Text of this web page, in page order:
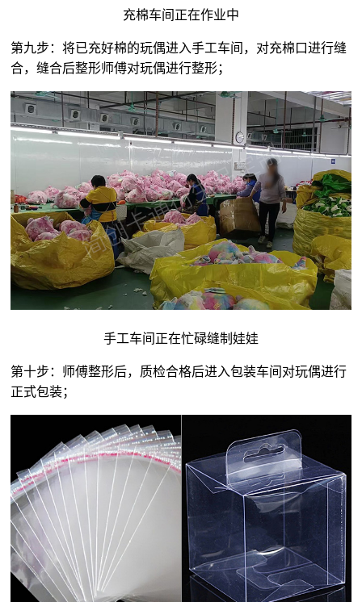
充棉车间正在作业中
第九步：将已充好棉的玩偶进入手工车间，对充棉口进行缝
合，缝合后整形师傅对玩偶进行整形；
手工车间正在忙碌缝制娃娃
第十步：师傅整形后，质检合格后进入包装车间对玩偶进行
正式包装；